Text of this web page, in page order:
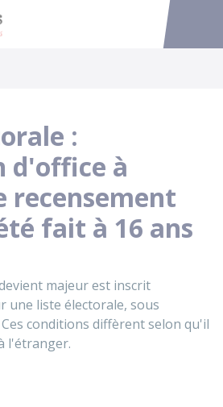
Accéder
:
d'office à
recensement
fait à 16 ans
majeur est inscrit
une liste électorale, sous
conditions diffèrent selon qu'il
l'étranger.